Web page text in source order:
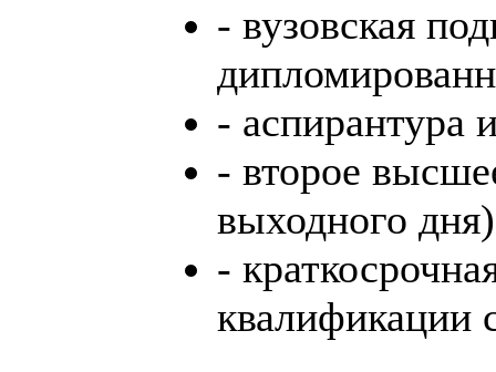
- вузовская
- аспирантура
- второе
выходного
-
квалификации